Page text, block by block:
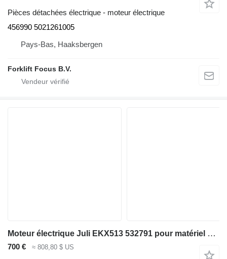
Pièces détachées électrique - moteur électrique
456990 5021261005
Pays-Bas, Haaksbergen
Forklift Focus B.V.
Moteur électrique Juli EKX513 532791 pour matériel de manutention Jungheinrich EKX513
700 € ≈ 808,80 $ US